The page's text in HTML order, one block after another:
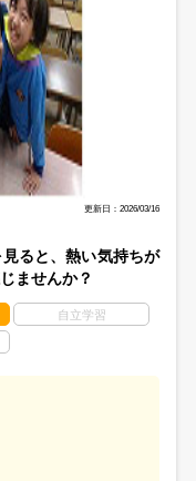
更新日：2026/03/16
ると、熱い気持ちが
ませんか？
自立学習